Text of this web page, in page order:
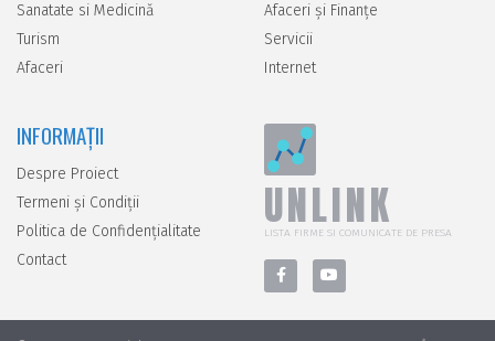
Sanatate si Medicină
Turism
Afaceri
Afaceri şi Finanţe
Servicii
Internet
INFORMAȚII
Despre Proiect
Termeni și Condiții
Politica de Confidențialitate
Contact
UNLINK
LISTA FIRME SI COMUNICATE DE PRESA